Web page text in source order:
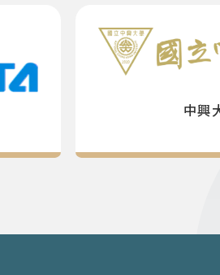
中興